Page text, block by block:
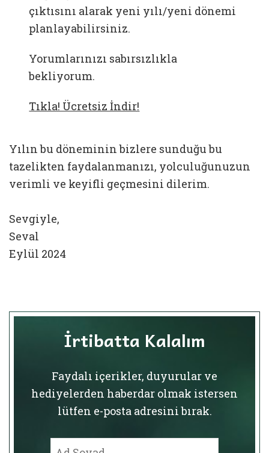
çıktısını alarak yeni yılı/yeni dönemi
planlayabilirsiniz.
Yorumlarınızı sabırsızlıkla
bekliyorum.
Tıkla! Ücretsiz İndir!
Yılın bu döneminin bizlere sunduğu bu
tazelikten faydalanmanızı, yolculuğunuzun
verimli ve keyifli geçmesini dilerim.
Sevgiyle,
Seval
Eylül 2024
İrtibatta Kalalım
Faydalı içerikler, duyurular ve
hediyelerden haberdar olmak istersen
lütfen e-posta adresini bırak.